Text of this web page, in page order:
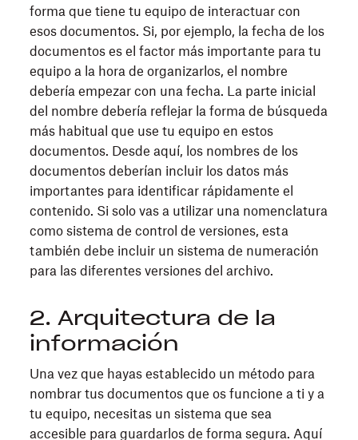
forma que tiene tu equipo de interactuar con
esos documentos. Si, por ejemplo, la fecha de los
documentos es el factor más importante para tu
equipo a la hora de organizarlos, el nombre
debería empezar con una fecha. La parte inicial
del nombre debería reflejar la forma de búsqueda
más habitual que use tu equipo en estos
documentos. Desde aquí, los nombres de los
documentos deberían incluir los datos más
importantes para identificar rápidamente el
contenido. Si solo vas a utilizar una nomenclatura
como sistema de control de versiones, esta
también debe incluir un sistema de numeración
para las diferentes versiones del archivo.
2. Arquitectura de la
información
Una vez que hayas establecido un método para
nombrar tus documentos que os funcione a ti y a
tu equipo, necesitas un sistema que sea
accesible para guardarlos de forma segura. Aquí